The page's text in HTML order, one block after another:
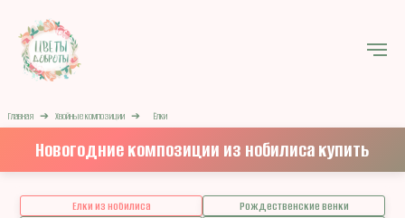
Главная ➔ Хвойные композиции ➔ Ёлки
Новогодние композиции из нобилиса купить
Елки из нобилиса
Рождественские венки